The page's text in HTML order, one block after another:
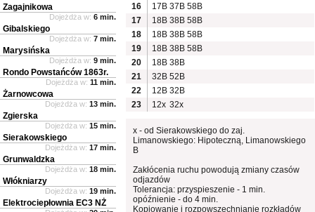
16
17B 37B 58B
17
18B 38B 58B
18
18B 38B 58B
19
18B 38B 58B
20
18B 38B
21
32B 52B
22
12B 32B
23
12x 32x
x - od Sierakowskiego do zaj.
Limanowskiego: Hipoteczną, Limanowskiego
B
Zakłócenia ruchu powodują zmiany czasów
odjazdów
Tolerancja: przyspieszenie - 1 min.
opóźnienie - do 4 min.
Kopiowanie i rozpowszechnianie rozkładów
Zagajnikowa
Dojeżdża w: 6 min.
Gibalskiego
Dojeżdża w: 7 min.
Marysińska
Dojeżdża w: 9 min.
Rondo Powstańców 1863r.
Dojeżdża w: 11 min.
Żarnowcowa
Dojeżdża w: 13 min.
Zgierska
Dojeżdża w: 15 min.
Sierakowskiego
Dojeżdża w: 17 min.
Grunwaldzka
Dojeżdża w: 18 min.
Włókniarzy
Dojeżdża w: 19 min.
Elektrociepłownia EC3 NŻ